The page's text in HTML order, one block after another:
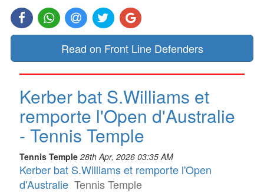
Read on Front Line Defenders
Kerber bat S.Williams et
remporte l'Open d'Australie
- Tennis Temple
Tennis Temple 28th Apr, 2026 03:35 AM
Kerber bat S.Williams et remporte l'Open
d'Australie Tennis Temple